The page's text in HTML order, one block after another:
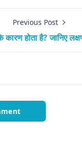
Previous Post
कारण होता है? जानिए